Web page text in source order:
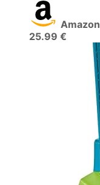
Amazon
25.99 €